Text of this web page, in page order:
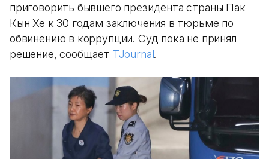
приговорить бывшего президента страны Пак
Кын Хе к 30 годам заключения в тюрьме по
обвинению в коррупции. Суд пока не принял
решение, сообщает TJournal.